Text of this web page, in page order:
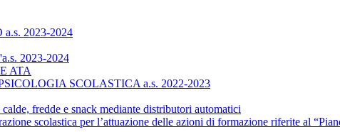
2023-2024
2023-2024
ATA
SCOLASTICA a.s. 2022-2023
fredde e snack mediante distributori automatici
scolastica per l’attuazione delle azioni di formazione riferite al